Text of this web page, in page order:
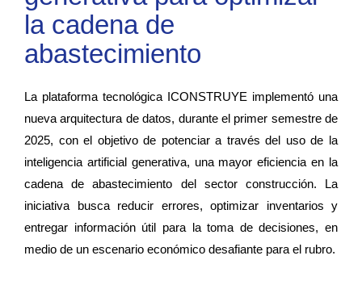
la cadena de
abastecimiento
La plataforma tecnológica ICONSTRUYE implementó una
nueva arquitectura de datos, durante el primer semestre de
2025, con el objetivo de potenciar a través del uso de la
inteligencia artificial generativa, una mayor eficiencia en la
cadena de abastecimiento del sector construcción. La
iniciativa busca reducir errores, optimizar inventarios y
entregar información útil para la toma de decisiones, en
medio de un escenario económico desafiante para el rubro.